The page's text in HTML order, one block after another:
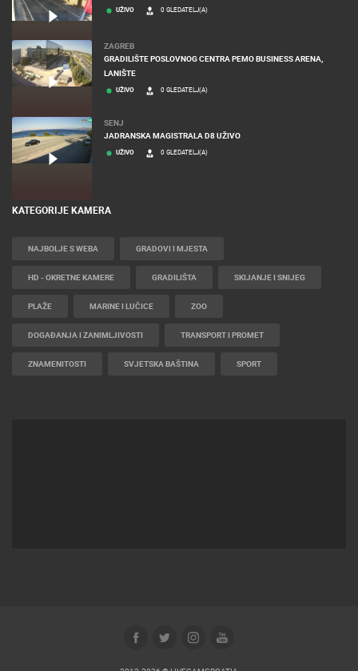
UŽIVO 0 GLEDATELJ(A)
ZAGREB
GRADILIŠTE POSLOVNOG CENTRA PEMO BUSINESS ARENA,
LANIŠTE
UŽIVO 0 GLEDATELJ(A)
SENJ
JADRANSKA MAGISTRALA D8 UŽIVO
UŽIVO 0 GLEDATELJ(A)
KATEGORIJE KAMERA
NAJBOLJE S WEBA GRADOVI I MJESTA
HD - OKRETNE KAMERE GRADILIŠTA SKIJANJE I SNIJEG
PLAŽE MARINE I LUČICE ZOO
DOGAĐANJA I ZANIMLJIVOSTI TRANSPORT I PROMET
ZNAMENITOSTI SVJETSKA BAŠTINA SPORT